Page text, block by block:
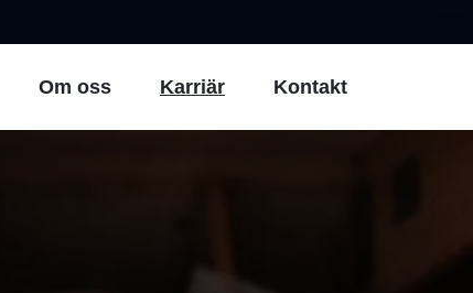
Om oss Karriär Kontakt